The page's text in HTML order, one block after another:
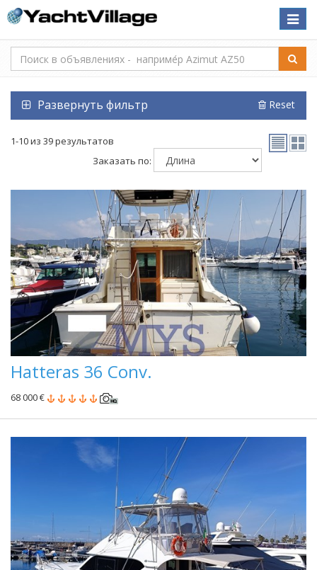
Toggle
Развернуть фильтр Reset
1-10 из 39 результатов
Заказать по:
Hatteras 36 Conv.
68 000 €